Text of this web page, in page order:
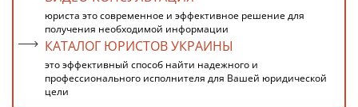
юриста это современное и эффективное решение для
получения необходимой информации
КАТАЛОГ ЮРИСТОВ УКРАИНЫ
это эффективный способ найти надежного и
профессионального исполнителя для Вашей юридической
цели